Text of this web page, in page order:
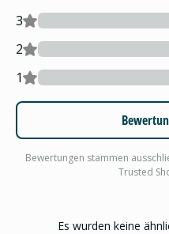
3
2
1
Bewertungen stammen
Trusted
Es wurden keine